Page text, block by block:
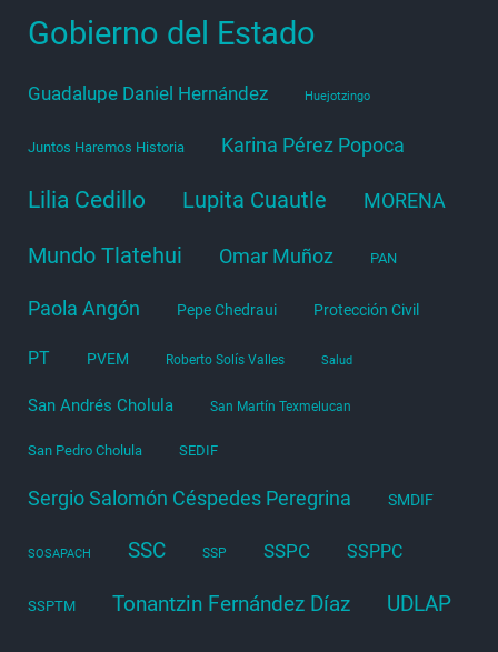
Gobierno del Estado
Guadalupe Daniel Hernández Huejotzingo
Juntos Haremos Historia Karina Pérez Popoca
Lilia Cedillo Lupita Cuautle MORENA
Mundo Tlatehui Omar Muñoz PAN
Paola Angón Pepe Chedraui Protección Civil
PT PVEM Roberto Solís Valles Salud
San Andrés Cholula San Martín Texmelucan
San Pedro Cholula SEDIF
Sergio Salomón Céspedes Peregrina SMDIF
SOSAPACH SSC SSP SSPC SSPPC
SSPTM Tonantzin Fernández Díaz UDLAP